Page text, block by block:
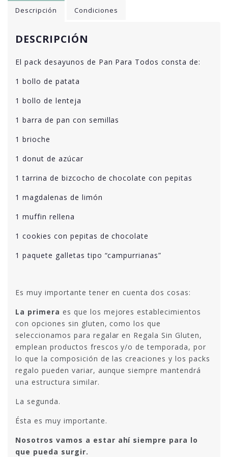
Descripción Condiciones
DESCRIPCIÓN
El pack desayunos de Pan Para Todos consta de:
1 bollo de patata
1 bollo de lenteja
1 barra de pan con semillas
1 brioche
1 donut de azúcar
1 tarrina de bizcocho de chocolate con pepitas
1 magdalenas de limón
1 muffin rellena
1 cookies con pepitas de chocolate
1 paquete galletas tipo “campurrianas”
Es muy importante tener en cuenta dos cosas:
La primera es que los mejores establecimientos
con opciones sin gluten, como los que
seleccionamos para regalar en Regala Sin Gluten,
emplean productos frescos y/o de temporada, por
lo que la composición de las creaciones y los packs
regalo pueden variar, aunque siempre mantendrá
una estructura similar.
La segunda.
Ésta es muy importante.
Nosotros vamos a estar ahí siempre para lo
que pueda surgir.